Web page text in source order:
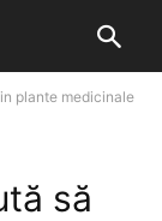
plante medicinale
să